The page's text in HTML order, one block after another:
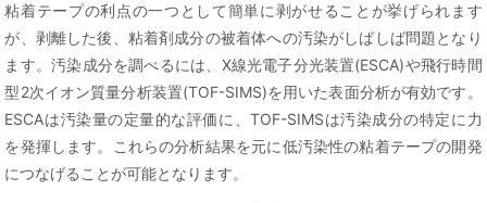
粘着テープの利点の一つとして簡単に剥がせることが挙げられます
が、剥離した後、粘着剤成分の被着体への汚染がしばしば問題となり
ます。汚染成分を調べるには、X線光電子分光装置(ESCA)や飛行時間
型2次イオン質量分析装置(TOF-SIMS)を用いた表面分析が有効です。
ESCAは汚染量の定量的な評価に、TOF-SIMSは汚染成分の特定に力
を発揮します。これらの分析結果を元に低汚染性の粘着テープの開発
につなげることが可能となります。